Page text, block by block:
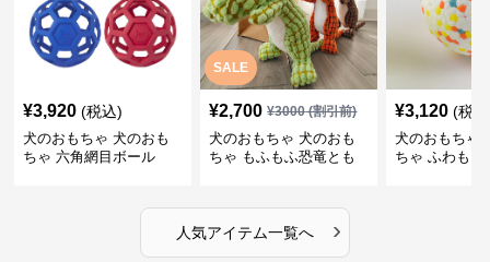
¥3,920 (税込)
犬のおもちゃ 犬のおも
ちゃ 六角網目ボール
SALE
¥2,700 ¥3000(割引前)
犬のおもちゃ 犬のおも
ちゃ もふもふ恐竜とも
¥3,120 (税
犬のおもちゃ
ちゃ ふわもこ
人気アイテム一覧へ ›